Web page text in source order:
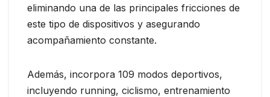
eliminando una de las principales fricciones de
este tipo de dispositivos y asegurando
acompañamiento constante.
Además, incorpora 109 modos deportivos,
incluyendo running, ciclismo, entrenamiento